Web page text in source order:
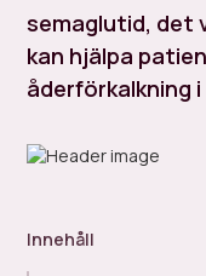
semaglutid, det
kan hjälpa
åderförkalkning
Innehåll